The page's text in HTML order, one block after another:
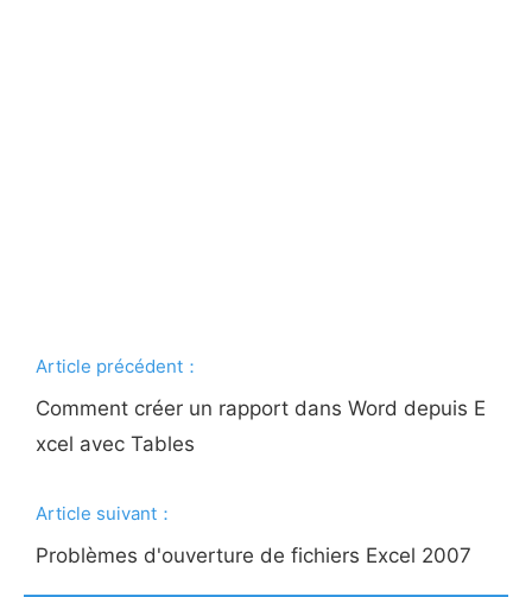
Article précédent：
Comment créer un rapport dans Word depuis E
xcel avec Tables
Article suivant：
Problèmes d'ouverture de fichiers Excel 2007